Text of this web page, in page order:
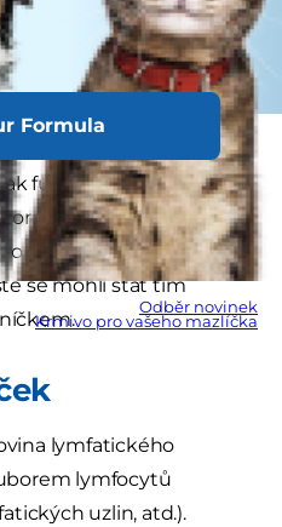
Formula
Odběr novinek
Krmivo pro vašeho mazlíčka
o zdraví a pohodu
jak fungují její tělesné
když zvíře onemocní.
o lymfomu u koček,
se mohli stát tím
lymfatického
lymfocytů
uzlin, atd.).